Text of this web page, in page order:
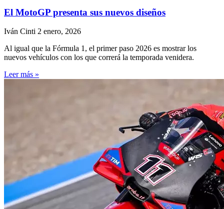
El MotoGP presenta sus nuevos diseños
Iván Cinti 2 enero, 2026
Al igual que la Fórmula 1, el primer paso 2026 es mostrar los
nuevos vehículos con los que correrá la temporada venidera.
Leer más »